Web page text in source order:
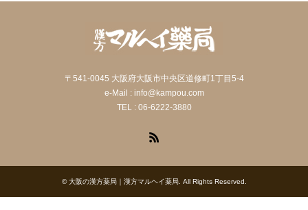
〒541-0045 大阪府大阪市中央区道修町1丁目5-4
e-Mail : info@kampou.com
TEL : 06-6222-3880
©大阪の漢方薬局｜漢方マルヘイ薬局. All Rights Reserved.